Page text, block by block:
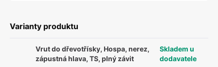
Varianty produktu
Vrut do dřevotřísky, Hospa, nerez,
zápustná hlava, TS, plný závit
Skladem u
dodavatele